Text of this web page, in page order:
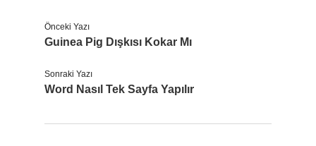
Önceki Yazı
Guinea Pig Dışkısı Kokar Mı
Sonraki Yazı
Word Nasıl Tek Sayfa Yapılır